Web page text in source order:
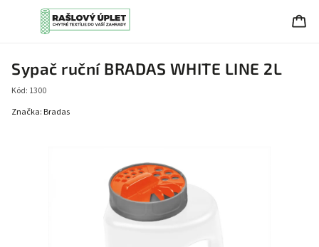
Sypač ruční BRADAS WHITE LINE 2L
Kód: 1300
Značka: Bradas